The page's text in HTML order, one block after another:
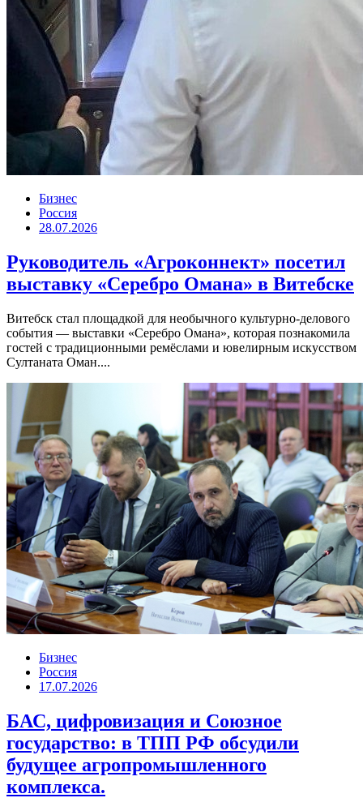
Бизнес
Россия
28.07.2026
Руководитель «Агроконнект» посетил
выставку «Серебро Омана» в Витебске
Витебск стал площадкой для необычного культурно-делового
события — выставки «Серебро Омана», которая познакомила
гостей с традиционными ремёслами и ювелирным искусством
Султаната Оман....
Бизнес
Россия
17.07.2026
БАС, цифровизация и Союзное
государство: в ТПП РФ обсудили
будущее агропромышленного
комплекса.